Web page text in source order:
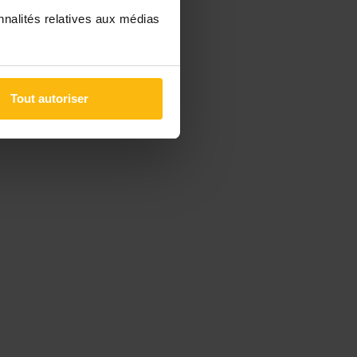
relatives aux médias
Tout autoriser